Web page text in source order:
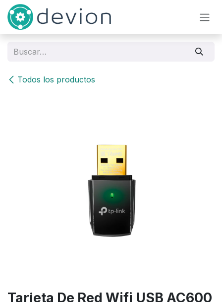
Ir al contenido
Todos los productos
Tarjeta De Red Wifi USB AC600